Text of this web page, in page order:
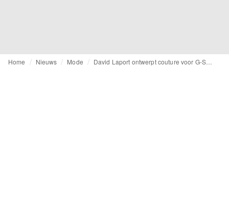
Home Nieuws Mode David Laport ontwerpt couture voor G-Star Raw